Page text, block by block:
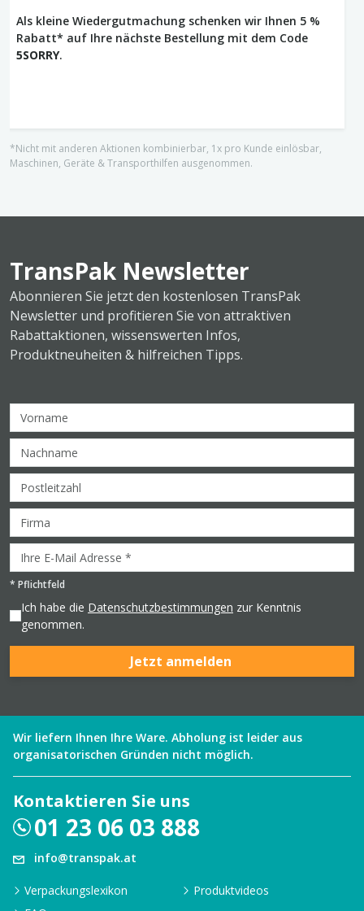
Als kleine Wiedergutmachung schenken wir Ihnen 5 %
Rabatt* auf Ihre nächste Bestellung mit dem Code
5SORRY.
*Nicht mit anderen Aktionen kombinierbar, 1x pro Kunde einlösbar,
Maschinen, Geräte & Transporthilfen ausgenommen.
TransPak Newsletter
Abonnieren Sie jetzt den kostenlosen TransPak
Newsletter und profitieren Sie von attraktiven
Rabattaktionen, wissenswerten Infos,
Produktneuheiten & hilfreichen Tipps.
* Pflichtfeld
Ich habe die Datenschutzbestimmungen zur Kenntnis
genommen.
Jetzt anmelden
Wir liefern Ihnen Ihre Ware. Abholung ist leider aus
organisatorischen Gründen nicht möglich.
Kontaktieren Sie uns
01 23 06 03 888
info@transpak.at
Verpackungslexikon
Produktvideos